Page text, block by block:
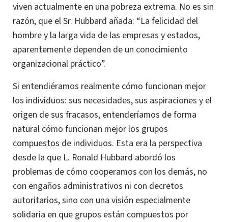
viven actualmente en una pobreza extrema. No es sin
razón, que el Sr. Hubbard añada: “La felicidad del
hombre y la larga vida de las empresas y estados,
aparentemente dependen de un conocimiento
organizacional práctico”.
Si entendiéramos realmente cómo funcionan mejor
los individuos: sus necesidades, sus aspiraciones y el
origen de sus fracasos, entenderíamos de forma
natural cómo funcionan mejor los grupos
compuestos de individuos. Esta era la perspectiva
desde la que L. Ronald Hubbard abordó los
problemas de cómo cooperamos con los demás, no
con engaños administrativos ni con decretos
autoritarios, sino con una visión especialmente
solidaria en que grupos están compuestos por